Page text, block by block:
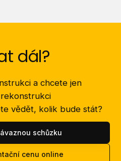
dál?
a chcete jen
vědět, kolik bude stát?
schůzku
cenu online